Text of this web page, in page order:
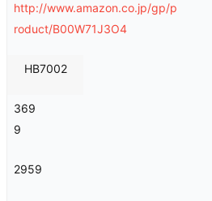
http://www.amazon.co.jp/gp/p
roduct/B00W71J3O4
HB7002
369
9
2959